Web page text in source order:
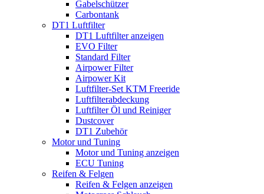
Gabelschützer
Carbontank
DT1 Luftfilter
DT1 Luftfilter anzeigen
EVO Filter
Standard Filter
Airpower Filter
Airpower Kit
Luftfilter-Set KTM Freeride
Luftfilterabdeckung
Luftfilter Öl und Reiniger
Dustcover
DT1 Zubehör
Motor und Tuning
Motor und Tuning anzeigen
ECU Tuning
Reifen & Felgen
Reifen & Felgen anzeigen